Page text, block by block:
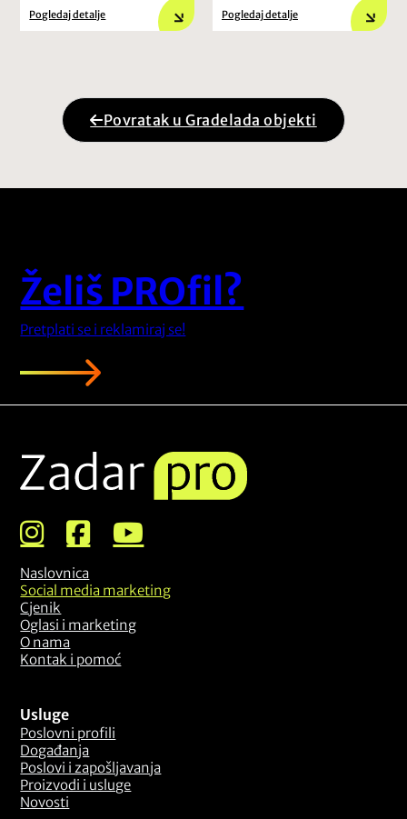
Pogledaj detalje Pogledaj detalje
Povratak u Gradelada objekti
Želiš PROfil?
Pretplati se i reklamiraj se!
Naslovnica
Social media marketing
Cjenik
Oglasi i marketing
O nama
Kontak i pomoć
Usluge
Poslovni profili
Događanja
Poslovi i zapošljavanja
Proizvodi i usluge
Novosti